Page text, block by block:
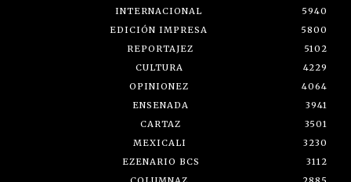
INTERNACIONAL
5940
EDICIÓN IMPRESA
5800
REPORTAJEZ
5102
CULTURA
4229
OPINIONEZ
4064
ENSENADA
3941
CARTAZ
3501
MEXICALI
3230
EZENARIO BCS
3112